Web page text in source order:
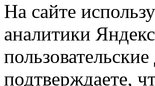
На сайте
аналитики
подтверждаете,